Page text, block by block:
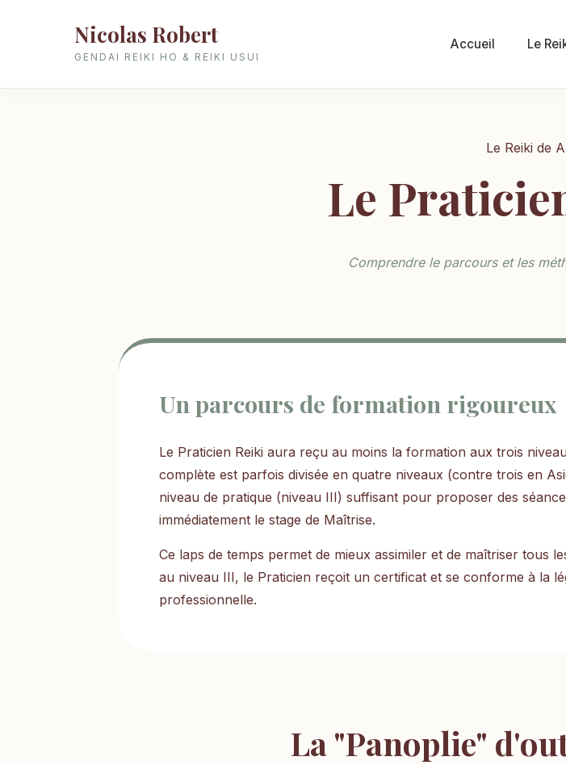
Nicolas Robert
GENDAI REIKI HO & REIKI USUI
Accueil Le
Le Reiki de
Le
Comprendre le parcours et les
Un parcours de formation rigoureux
Le Praticien Reiki aura reçu au moins la formation aux trois
complète est parfois divisée en quatre niveaux (contre trois en
niveau de pratique (niveau III) suffisant pour proposer des
immédiatement le stage de Maîtrise.
Ce laps de temps permet de mieux assimiler et de maîtriser tous
au niveau III, le Praticien reçoit un certificat et se conforme à la
professionnelle.
La "Panoplie"